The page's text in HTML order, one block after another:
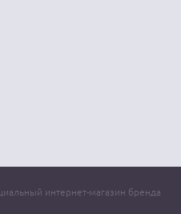
интернет-магазин бренда